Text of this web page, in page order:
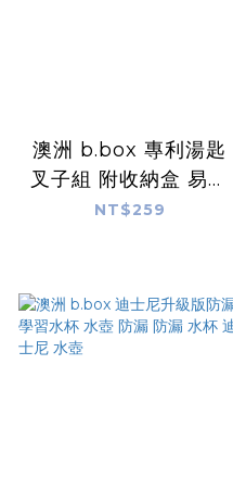
澳洲 b.box 專利湯匙
叉子組 附收納盒 易於
抓握握柄 符合孩子嘴
NT$259